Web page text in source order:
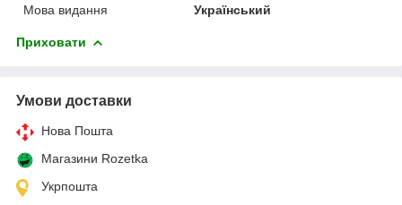
Мова видання
Український
Приховати
Умови доставки
Нова Пошта
Магазини Rozetka
Укрпошта